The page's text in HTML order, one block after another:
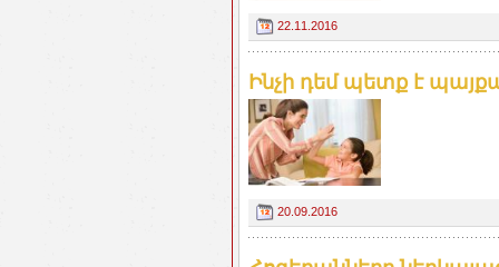
22.11.2016
Ինչի դեմ պետք է
20.09.2016